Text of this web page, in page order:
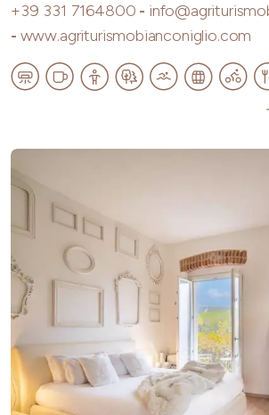
+39 331 7164800 -
- www.agriturismobianconiglio.com